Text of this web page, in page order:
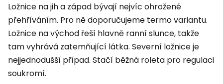
Ložnice na jih a západ bývají nejvíc ohrožené
přehříváním. Pro ně doporučujeme termo variantu.
Ložnice na východ řeší hlavně ranní slunce, takže
tam vyhrává zatemňující látka. Severní ložnice je
nejjednodušší případ. Stačí běžná roleta pro regulaci
soukromí.